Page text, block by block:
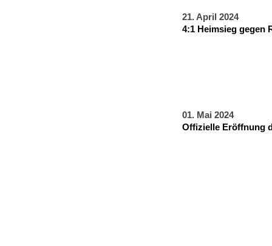
21. April 2024
4:1 Heimsieg gegen
01. Mai 2024
Offizielle Eröffnung